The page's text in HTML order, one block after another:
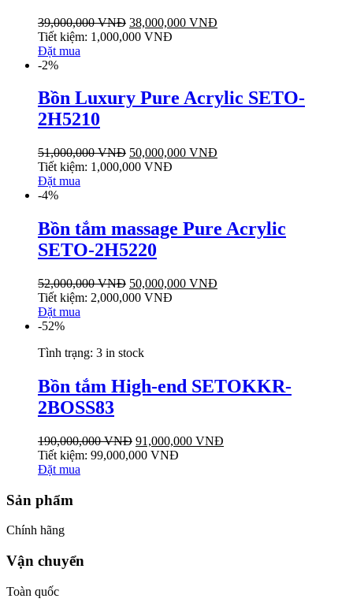
39,000,000VNĐ 38,000,000 VNĐ
Tiết kiệm: 1,000,000 VNĐ
Đặt mua
-2%
Bồn Luxury Pure Acrylic SETO-
2H5210
51,000,000VNĐ 50,000,000 VNĐ
Tiết kiệm: 1,000,000 VNĐ
Đặt mua
-4%
Bồn tắm massage Pure Acrylic
SETO-2H5220
52,000,000VNĐ 50,000,000 VNĐ
Tiết kiệm: 2,000,000 VNĐ
Đặt mua
-52%
Tình trạng: 3 in stock
Bồn tắm High-end SETOKKR-
2BOSS83
190,000,000VNĐ 91,000,000 VNĐ
Tiết kiệm: 99,000,000 VNĐ
Đặt mua
Sản phẩm
Chính hãng
Vận chuyển
Toàn quốc